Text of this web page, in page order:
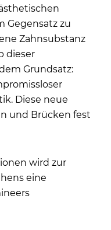
Gegensatz zu
Zahnsubstanz
dieser
Grundsatz:
Diese neue
und Brücken fest
wird zur
eine